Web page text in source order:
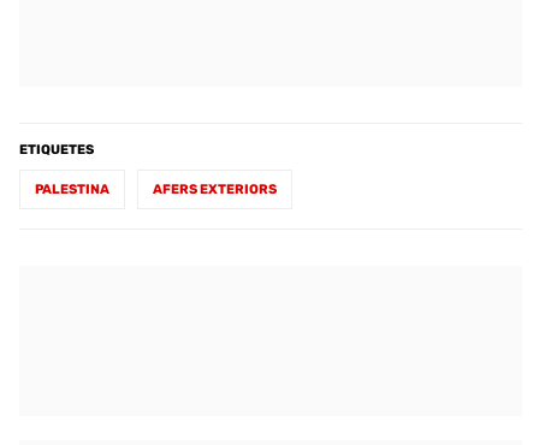
ETIQUETES
PALESTINA AFERS EXTERIORS